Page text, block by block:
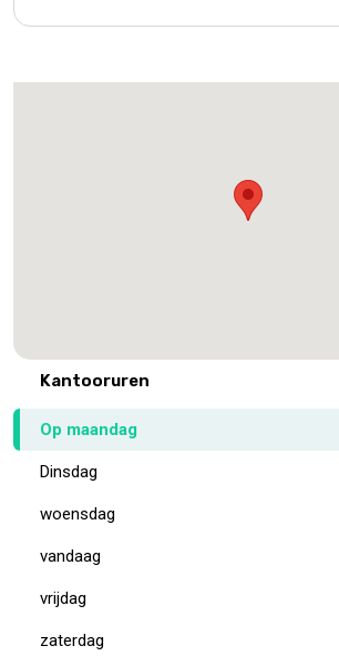
Kantooruren
Op maandag
Dinsdag
woensdag
vandaag
vrijdag
zaterdag